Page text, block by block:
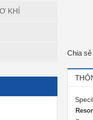
KHÍ
Chia